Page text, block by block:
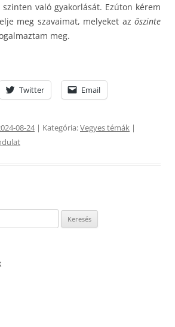
való gyakorlását. Ezúton kérem
meg szavaimat, melyeket az őszinte
meg.
Twitter Email
08-24| Kategória:Vegyes témák |